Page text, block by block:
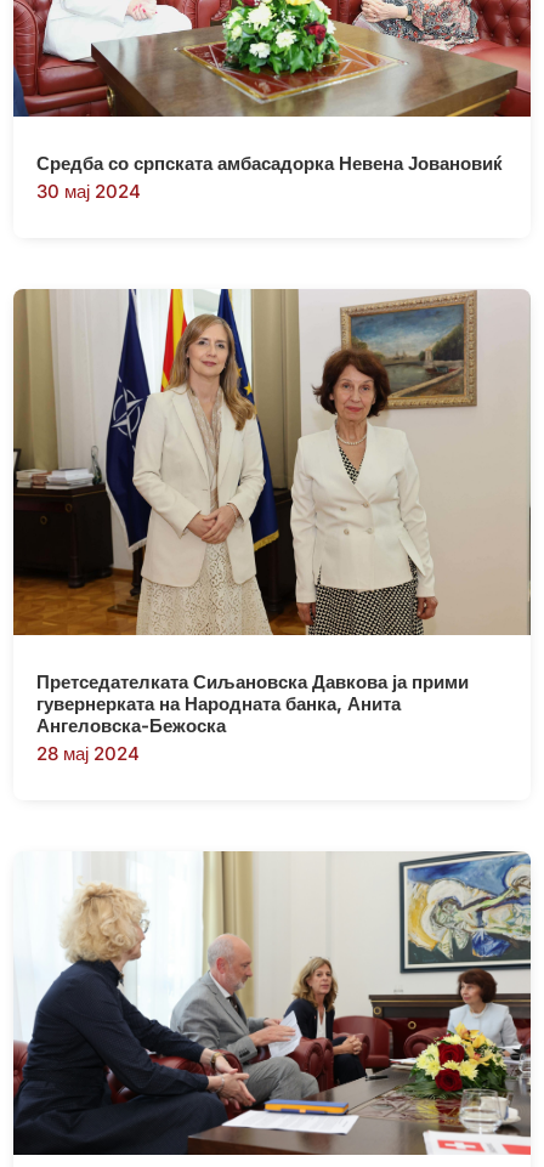
Средба со српската амбасадорка Невена Јовановиќ
30 мај 2024
Претседателката Сиљановска Давкова ја прими
гувернерката на Народната банка, Анита
Ангеловска-Бежоска
28 мај 2024